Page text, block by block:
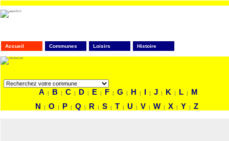
Accueil Communes Loisirs Histoire
A | B | C | D | E | F | G | H | I | J | K | L |
M
N
| O | P | Q | R | S | T | U | V | W | X | Y | Z